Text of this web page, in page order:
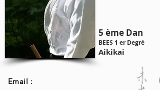
5 ème Dan
BEES 1 er Degré
Aikikai
Email :